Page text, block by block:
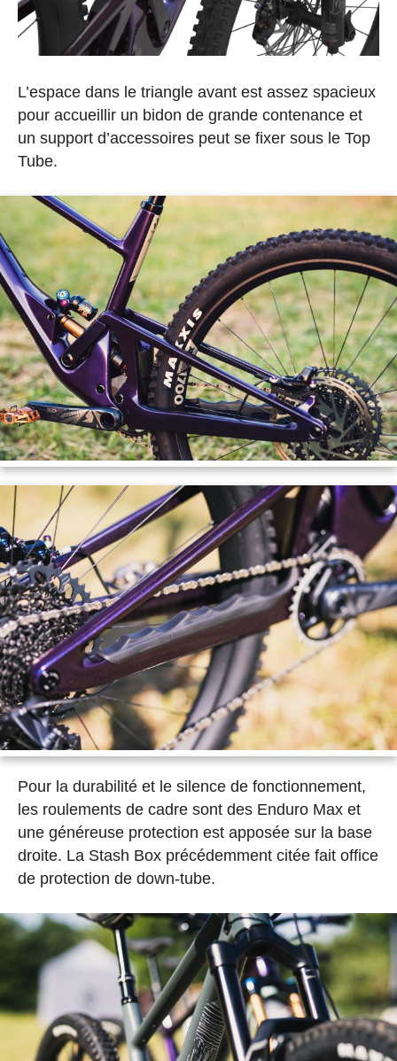
L’espace dans le triangle avant est assez spacieux
pour accueillir un bidon de grande contenance et
un support d’accessoires peut se fixer sous le Top
Tube.
Pour la durabilité et le silence de fonctionnement,
les roulements de cadre sont des Enduro Max et
une généreuse protection est apposée sur la base
droite. La Stash Box précédemment citée fait office
de protection de down-tube.